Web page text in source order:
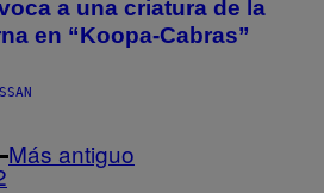
a una criatura de la
en “Koopa-Cabras”
Más antiguo